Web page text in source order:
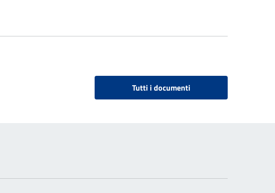
Tutti i documenti